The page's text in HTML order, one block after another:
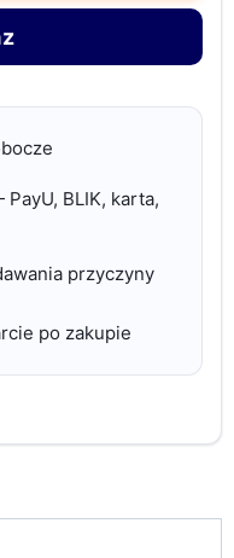
BLIK, karta,
przyczyny
po zakupie